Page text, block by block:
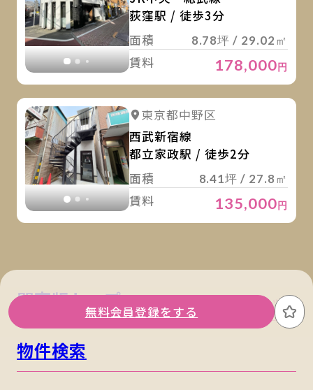
荻窪駅 / 徒歩3分
面積
8.78坪 / 29.02㎡
賃料 178,000円
詳細を見る
東京都中野区
西武新宿線
都立家政駅 / 徒歩2分
面積
8.41坪 / 27.8㎡
賃料 135,000円
無料会員登録をする お
関東版トップ 関西版トップ
物件検索